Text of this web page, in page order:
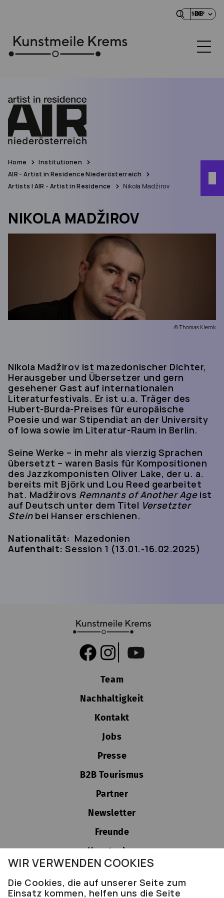
WIR VERWENDEN COOKIES
Die Cookies, die auf unserer Seite zum
Einsatz kommen, helfen uns die Seite
SHOP
DE
Home
Institutionen
AIR - Artist in Residence Niederösterreich
Artists | AIR - Artist in Residence
Nikola Madžirov
NIKOLA MADŽIROV
© Thomas Kierok
Nikola Madžirov ist mazedonischer Dichter,
Herausgeber und Übersetzer und gern
gesehener Gast auf internationalen
Literaturfestivals. Er ist u.a. Träger des
Hubert-Burda-Preises für europäische
Poesie und war Stipendiat an der University
of Iowa sowie im Literatur-Raum in Berlin.
Seine Werke – in mehr als vierzig Sprachen
übersetzt – waren Basis für Kompositionen
des Jazzkomponisten Oliver Lake, der u. a.
bereits mit Björk und Lou Reed gearbeitet
hat. Madžirovs Remnants of Another Age ist
auf Deutsch unter dem Titel Versetzter
Stein bei Hanser erschienen.
Nationalität: Mazedonien
Aufenthalt:Session 1 (13.01.-16.02.2025)
Team
Nachhaltigkeit
Kontakt
Jobs
Presse
B2B Tourismus
Partner
Newsletter
Freunde
Kunstsalon
Barrierefreiheit